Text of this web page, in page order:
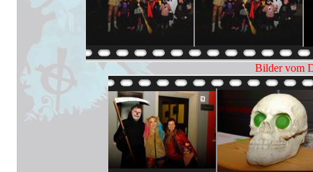
Bilder vom